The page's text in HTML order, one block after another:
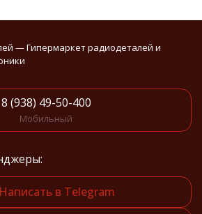
— Гипермаркет радиодеталей и
8 (938) 49-50-400
Мобильный
Написать в Telegram